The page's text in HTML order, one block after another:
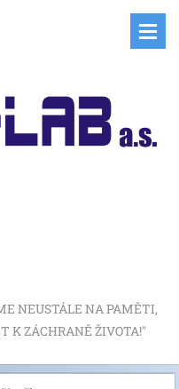
NEUSTÁLE NA PAMĚTI,
K ZÁCHRANĚ ŽIVOTA!"